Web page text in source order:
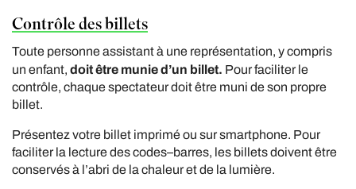
Contrôle des billets
Toute personne assistant à une représentation, y compris
un enfant,doit être munie d’un billet. Pour faciliter le
contrôle, chaque spectateur doit être muni de son propre
billet.
Présentez votre billet imprimé ou sur smartphone. Pour
faciliter la lecture des codes–barres, les billets doivent être
conservés à l’abri de la chaleur et de la lumière.